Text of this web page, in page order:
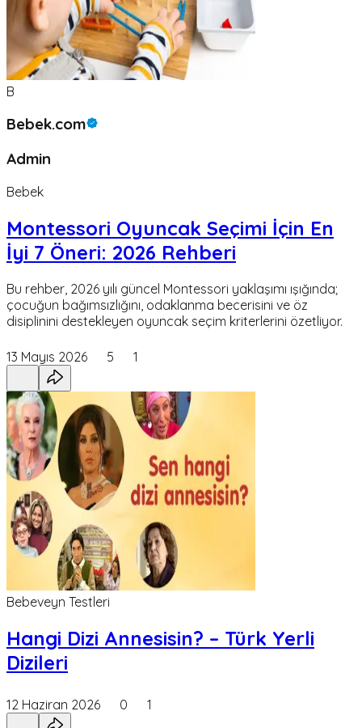
B
Bebek.com
Admin
Bebek
Montessori Oyuncak Seçimi İçin En
İyi 7 Öneri: 2026 Rehberi
Bu rehber, 2026 yılı güncel Montessori yaklaşımı ışığında;
çocuğun bağımsızlığını, odaklanma becerisini ve öz
disiplinini destekleyen oyuncak seçim kriterlerini özetliyor.
13 Mayıs 2026 5 1
Bebeveyn Testleri
Hangi Dizi Annesisin? – Türk Yerli
Dizileri
12 Haziran 2026 0 1